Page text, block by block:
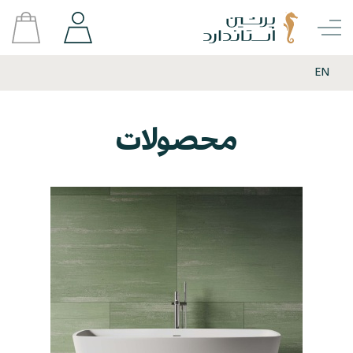
EN
محصولات